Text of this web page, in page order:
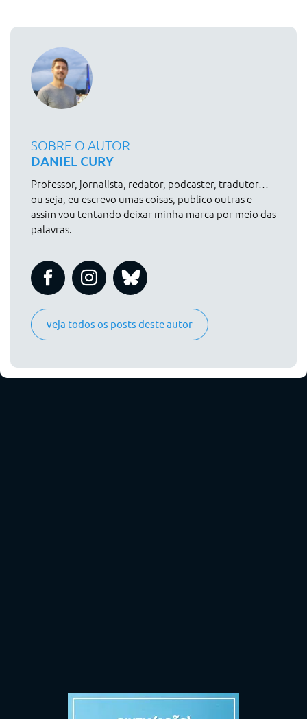
SOBRE O AUTOR
DANIEL CURY
ou seja, eu escrevo umas coisas, publico outras e
assim vou tentando deixar minha marca por meio das
palavras.
veja todos os posts deste autor